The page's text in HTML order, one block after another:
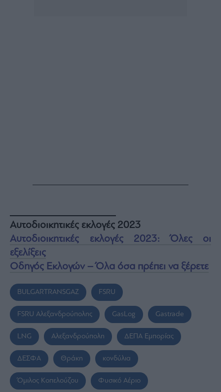
Αυτοδιοικητικές εκλογές 2023
Αυτοδιοικητικές εκλογές 2023: Όλες οι
εξελίξεις
Οδηγός Εκλογών – Όλα όσα πρέπει να ξέρετε
BULGARTRANSGAZ FSRU
FSRU Αλεξανδρούπολης GasLog Gastrade
LNG Αλεξανδρούπολη ΔΕΠΑ Εμπορίας
ΔΕΣΦΑ Θράκη κονδύλια
Όμιλος Κοπελούζου Φυσικό Αέριο